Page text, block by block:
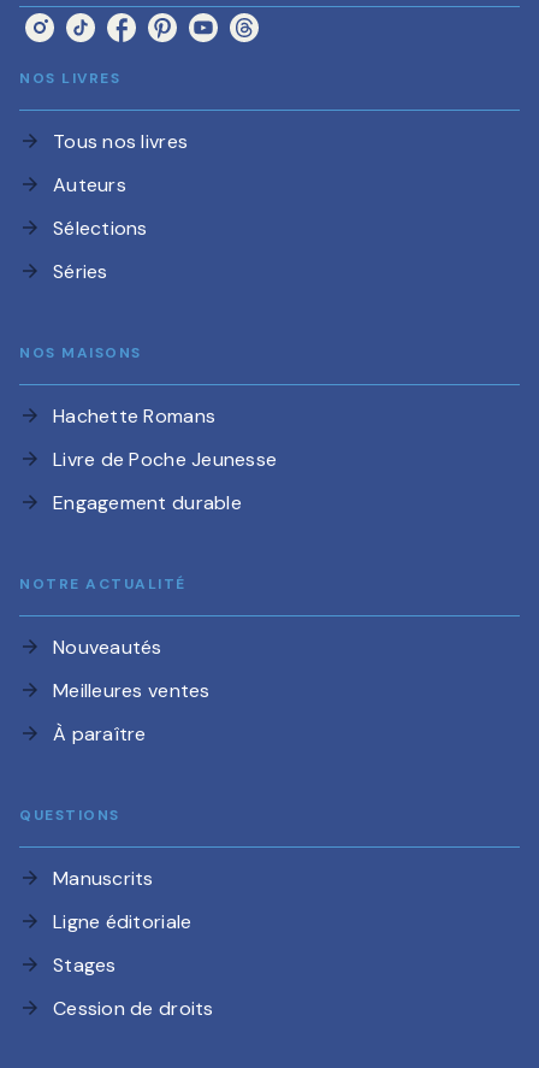
NOS LIVRES
arrow_forward Tous nos livres
arrow_forward Auteurs
arrow_forward Sélections
arrow_forward Séries
NOS MAISONS
arrow_forward Hachette Romans
arrow_forward Livre de Poche Jeunesse
arrow_forward Engagement durable
NOTRE ACTUALITÉ
arrow_forward Nouveautés
arrow_forward Meilleures ventes
arrow_forward À paraître
QUESTIONS
arrow_forward Manuscrits
arrow_forward Ligne éditoriale
arrow_forward Stages
arrow_forward Cession de droits